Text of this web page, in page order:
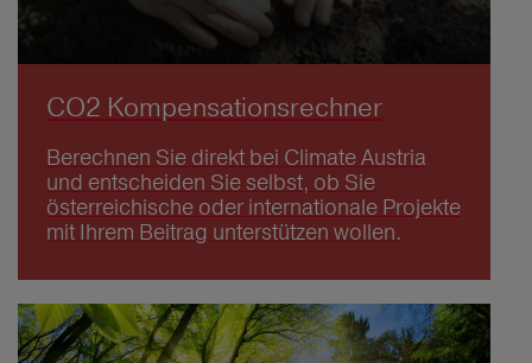
CO2 Kompensationsrechner
Berechnen Sie direkt bei Climate Austria
und entscheiden Sie selbst, ob Sie
österreichische oder internationale Projekte
mit Ihrem Beitrag unterstützen wollen.